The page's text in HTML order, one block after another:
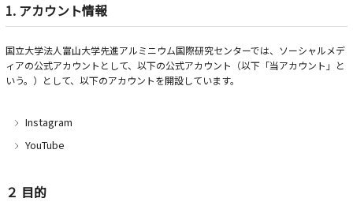
1. アカウント情報
国立大学法人富山大学先進アルミニウム国際研究センターでは、ソーシャルメデ
ィアの公式アカウントとして、以下の公式アカウント（以下「当アカウント」と
いう。）として、以下のアカウントを開設しています。
Instagram
YouTube
２ 目的